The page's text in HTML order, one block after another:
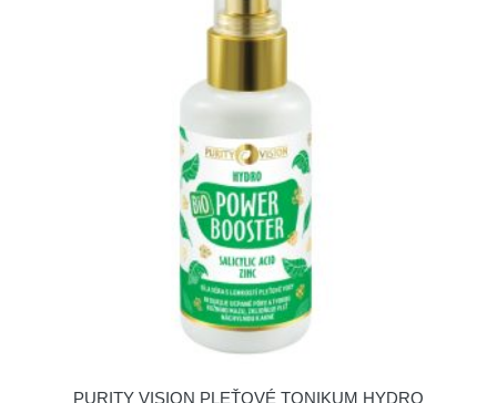
PURITY VISION PLEŤOVÉ TONIKUM HYDRO